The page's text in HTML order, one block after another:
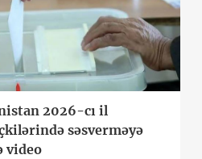
2026-cı il
səsverməyə
video